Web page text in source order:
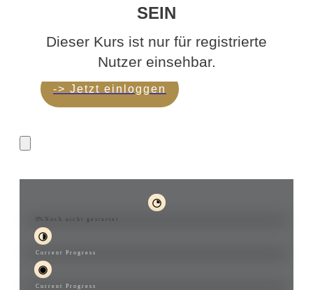
SEIN
Dieser Kurs ist nur für registrierte
Nutzer einsehbar.
-> Jetzt einloggen
0% Noch nicht gestartet
Current Progress
Current Progress